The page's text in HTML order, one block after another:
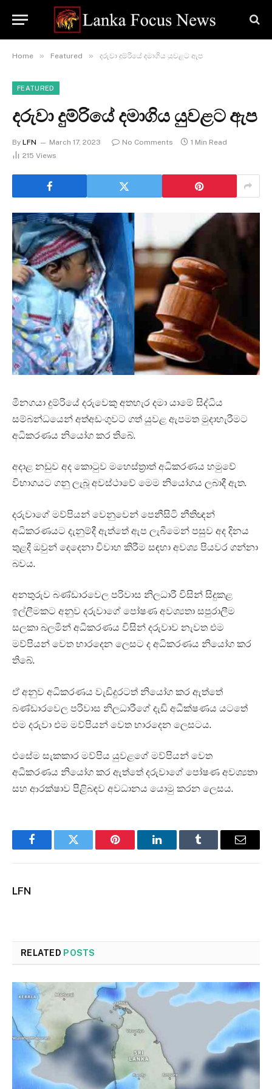
Home » Featured » දරුවා දුම්රියේ දමාගිය යුවළට ඇප
FEATURED
දරුවා දුම්රියේ දමාගිය යුවළට ඇප
By LFN March 17, 2023 No Comments
1 Min Read
215 Views
මීනගයා දුම්රියේ දරුවෙකු අතහැර දමා යාමේ සිද්ධිය
සම්බන්ධයෙන් අත්අඩංගුවට ගත් යුවළ ඇපමත මුදාහැරීමට
අධිකරණය නියෝග කර තිබේ.
අදාළ නඩුව අද කොටුව මහෙස්ත්‍රාත් අධිකරණය හමුවේ
විභාගයට ගනු ලැබූ අවස්ථාවේ මෙම නියෝගය ලබාදී ඇත.
දරුවාගේ මව්පියන් වෙනුවෙන් පෙනීසිටි නීතිඥන්
අධිකරණයට දැනුම්දී ඇත්තේ ඇප ලැබීමෙන් පසුව අද දිනය
තුළදී ඔවුන් දෙදෙනා විවාහ කිරීම සඳහා අවශ්‍ය පියවර ගන්නා
බවය.
අනතුරුව බණ්ඩාරවෙල පරිවාස නිලධාරී විසින් සිදුකළ
ඉල්ලීමකට අනුව දරුවාගේ පෝෂණ අවශ්‍යතා සපුරාලීම
සලකා බලමින් අධිකරණය විසින් දරුවාව නැවත එම
මව්පියන් වෙත භාරදෙන ලෙසට ද අධිකරණය නියෝග කර
තිබේ.
ඒ අනුව අධිකරණය වැඩිදුරටත් නියෝග කර ඇත්තේ
බණ්ඩාරවෙල පරිවාස නිලධාරීගේ දැඩි අධීක්ෂණය යටතේ
එම දරුවා එම මව්පියන් වෙත භාරදෙන ලෙසටය.
එසේම සැකකාර මව්පිය යුවළගේ මව්පියන් වෙත
අධිකරණය නියෝග කර ඇත්තේ දරුවාගේ පෝෂණ අවශ්‍යතා
සහ ආරක්ෂාව පිළිබඳව අවධානය යොමු කරන ලෙසය.
FacebookTwitter Pinterest LinkedInTumblr Email
LFN
RELATED POSTS